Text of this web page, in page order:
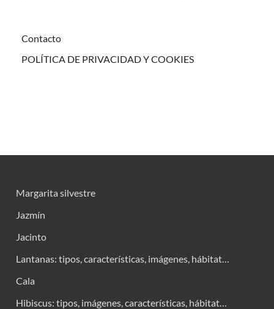
Contacto
POLÍTICA DE PRIVACIDAD Y COOKIES
Margarita silvestre
Jazmín
Jacinto
Lantanas: tipos, características, imágenes, hábitat…
Cala
Hibiscus: tipos, imágenes, características, hábitat…